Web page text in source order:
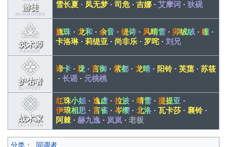
游徒
SKIRMISHER
雪长夏 · 凤无梦 · 司危· 吉娜 · 艾摩诃 · 狄砚
筑术师
RANGER
旒珠 · 龙和 · 余音 · 缇诗 · 风晴雪 · 卯绒绒 · 瞳 ·
卡洛琳· 莉缇亚 · 尚非乐 · 罗咤 · 刘兄
护佑者
SUPPORT
谛卡 · 珑 · 言御 · 紫都 · 龙晴 · 阳铃· 芙蕖 · 苏筱
· 长谣 · 元桃桃
战术家
TACTICIAN
红珠小姐 · 逸虚 · 拉波 · 晴雪 · 提提亚 ·
伊琅相思 · 言雀 · 岑缨 · 北洛 · 瓦卡莎 · 襄铃·
阿棘 · 赫九逸 · 岚岚 · 老板
分类 ： 同调者